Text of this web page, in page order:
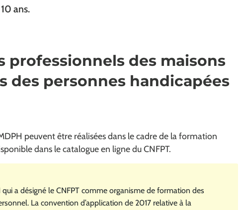
ans.
professionnels des maisons
des personnes handicapées
peuvent être réalisées dans le cadre de la formation
dans le catalogue en ligne du CNFPT.
qui a désigné le CNFPT comme organisme de formation des
La convention d’application de 2017 relative à la